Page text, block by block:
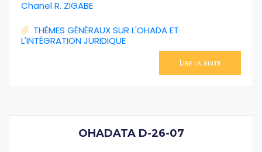
Chanel R. ZIGABE
THÈMES GÉNÉRAUX SUR L'OHADA ET
L'INTÉGRATION JURIDIQUE
Lire la suite
OHADATA D-26-07